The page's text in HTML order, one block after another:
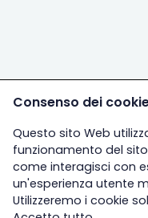
Consenso dei
Questo sito Web
funzionamento del
come interagisci con
un'esperienza utente
Utilizzeremo i cookie